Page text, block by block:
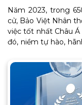
Năm 2023, trong
cử, Bảo Việt Nhân
việc tốt nhất Châu Á
đó, niềm tự hào,
hạng mục giải
Doanh nghiệp